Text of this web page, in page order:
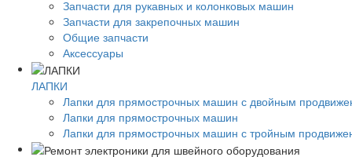
Запчасти для рукавных и колонковых машин
Запчасти для закрепочных машин
Общие запчасти
Аксессуары
ЛАПКИ
Лапки для прямострочных машин с двойным
Лапки для прямострочных машин
Лапки для прямострочных машин с тройным